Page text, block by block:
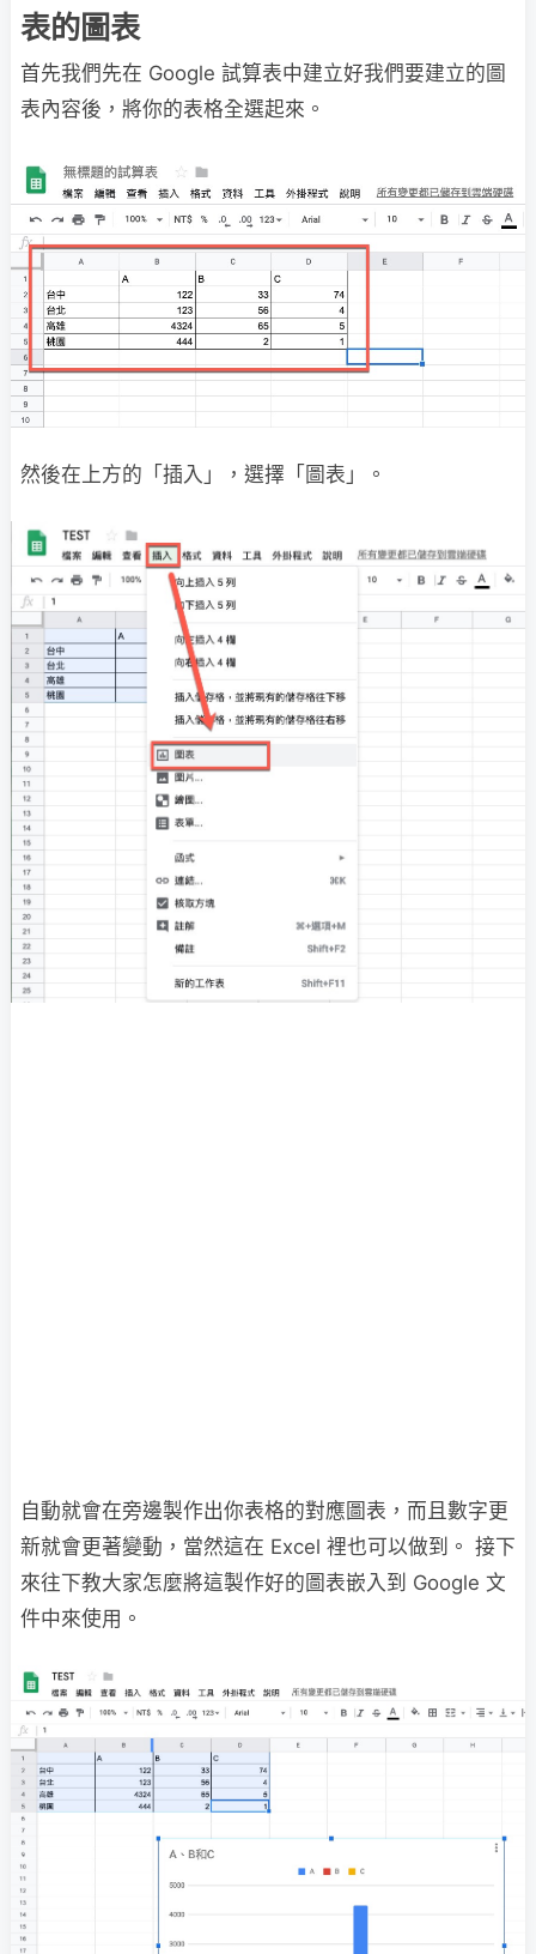
表的圖表
首先我們先在 Google 試算表中建立好我們要建立的圖
表內容後，將你的表格全選起來。
然後在上方的「插入」，選擇「圖表」。
自動就會在旁邊製作出你表格的對應圖表，而且數字更
新就會更著變動，當然這在 Excel 裡也可以做到。 接下
來往下教大家怎麼將這製作好的圖表嵌入到 Google 文
件中來使用。